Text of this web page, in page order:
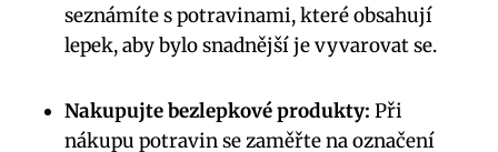
seznámíte s potravinami, které obsahují
lepek, aby bylo snadnější je vyvarovat se.
Nakupujte bezlepkové produkty: Při
nákupu potravin se zaměřte na označení